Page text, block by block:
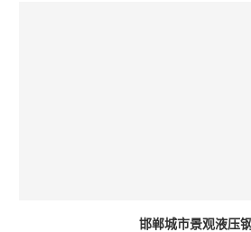
邯郸城市景观液压